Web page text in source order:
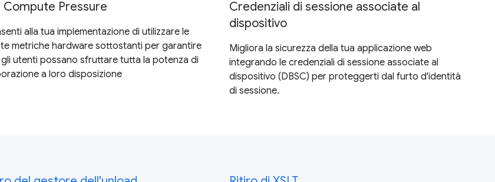
Compute Pressure
alla tua implementazione di utilizzare le
metriche hardware sottostanti per garantire
utenti possano sfruttare tutta la potenza di
a loro disposizione
Credenziali di sessione associate al
dispositivo
Migliora la sicurezza della tua applicazione web
integrando le credenziali di sessione associate al
dispositivo (DBSC) per proteggerti dal furto d'identità
di sessione.